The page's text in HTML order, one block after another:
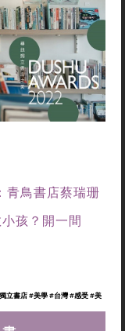
青鳥書店蔡瑞珊
孩？開一間
立書店#美學#台灣#感受#美